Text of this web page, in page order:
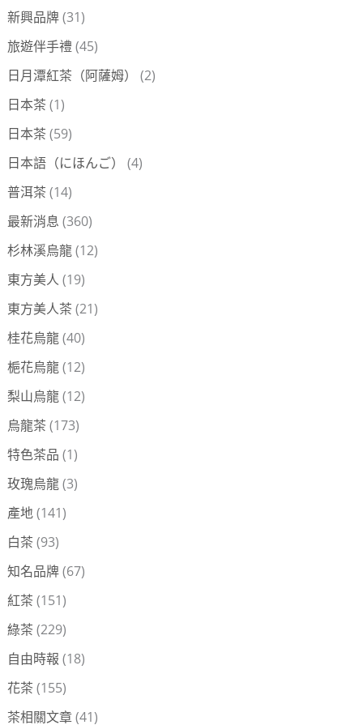
新興品牌(31)
旅遊伴手禮(45)
日月潭紅茶（阿薩姆）
(2)
日本茶 (1)
日本茶 (59)
日本語（にほんご）
(4)
普洱茶 (14)
最新消息 (360)
杉林溪烏龍(12)
東方美人 (19)
東方美人茶 (21)
桂花烏龍(40)
梔花烏龍(12)
梨山烏龍(12)
烏龍茶 (173)
特色茶品 (1)
玫瑰烏龍(3)
產地(141)
白茶 (93)
知名品牌(67)
紅茶 (151)
綠茶 (229)
自由時報 (18)
花茶 (155)
茶相關文章(41)